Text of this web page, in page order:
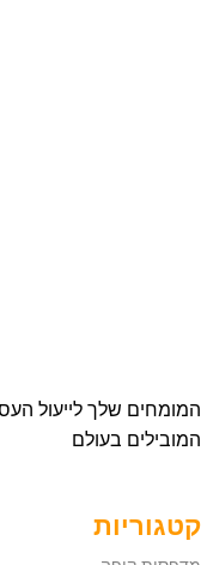
המומחים שלך לייעול
המובילים בעולם
קטגוריות